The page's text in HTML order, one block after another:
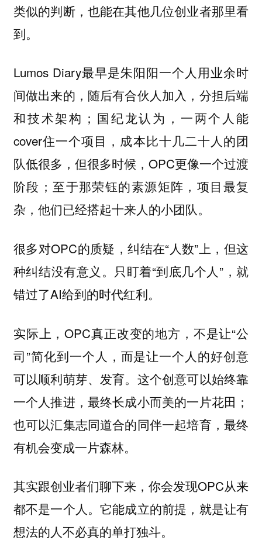
类似的判断，也能在其他几位创业者那里看
到。
Lumos Diary最早是朱阳阳一个人用业余时
间做出来的，随后有合伙人加入，分担后端
和技术架构；国纪龙认为，一两个人能
cover住一个项目，成本比十几二十人的团
队低很多，但很多时候，OPC更像一个过渡
阶段；至于那荣钰的素源矩阵，项目最复
杂，他们已经搭起十来人的小团队。
很多对OPC的质疑，纠结在“人数”上，但这
种纠结没有意义。只盯着“到底几个人”，就
错过了AI给到的时代红利。
实际上，OPC真正改变的地方，不是让“公
司”简化到一个人，而是让一个人的好创意
可以顺利萌芽、发育。这个创意可以始终靠
一个人推进，最终长成小而美的一片花田；
也可以汇集志同道合的同伴一起培育，最终
有机会变成一片森林。
其实跟创业者们聊下来，你会发现OPC从来
都不是一个人。它能成立的前提，就是让有
想法的人不必真的单打独斗。